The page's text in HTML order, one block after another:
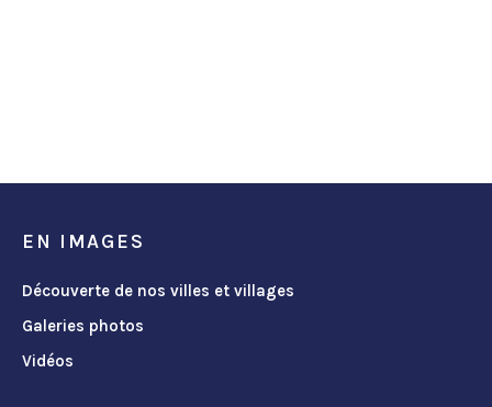
EN IMAGES
Découverte de nos villes et villages
Galeries photos
Vidéos